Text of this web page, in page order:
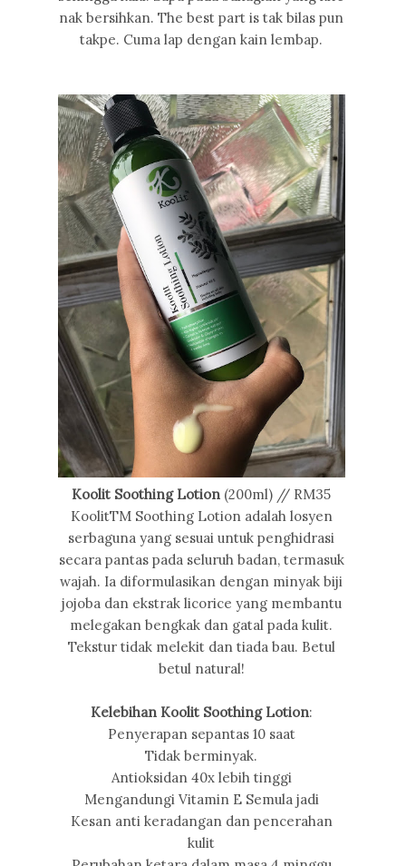
nak bersihkan. The best part is tak bilas pun
takpe. Cuma lap dengan kain lembap.
Koolit Soothing Lotion (200ml) // RM35
KoolitTM Soothing Lotion adalah losyen
serbaguna yang sesuai untuk penghidrasi
secara pantas pada seluruh badan, termasuk
wajah. Ia diformulasikan dengan minyak biji
jojoba dan ekstrak licorice yang membantu
melegakan bengkak dan gatal pada kulit.
Tekstur tidak melekit dan tiada bau. Betul
betul natural!
Kelebihan Koolit Soothing Lotion:
Penyerapan sepantas 10 saat
Tidak berminyak.
Antioksidan 40x lebih tinggi
Mengandungi Vitamin E Semula jadi
Kesan anti keradangan dan pencerahan
kulit